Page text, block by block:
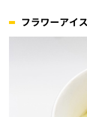
フラワーアイス